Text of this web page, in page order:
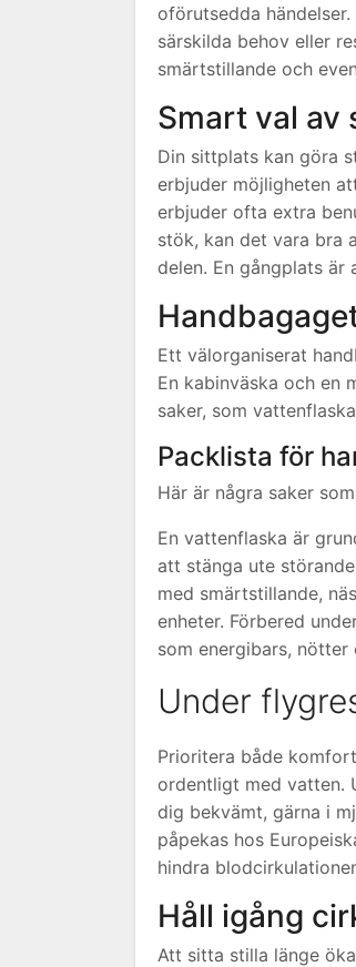
oförutsedda
särskilda behov eller
smärtstillande och
Smart val av
Din sittplats kan göra
erbjuder möjligheten
erbjuder ofta extra
stök, kan det vara bra
delen. En gångplats
Ett välorganiserat
En kabinväska och en
saker, som
Packlista för
Här är några saker
En vattenflaska är
att stänga ute
med smärtstillande,
enheter. Förbered
som energibars,
Under
Prioritera både
ordentligt med vatten.
dig bekvämt, gärna i
påpekas hos
hindra
Håll igång
Att sitta stilla länge